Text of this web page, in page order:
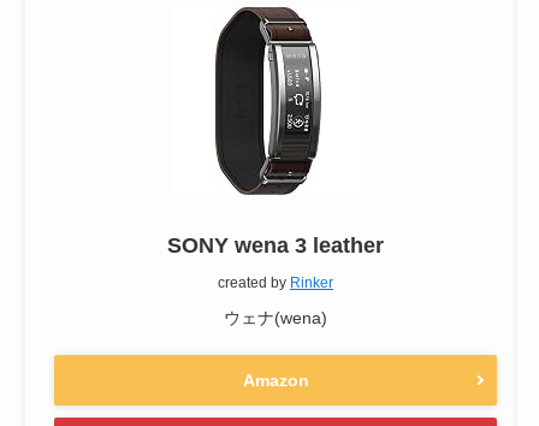
SONY wena 3 leather
created by Rinker
ウェナ(wena)
Amazon